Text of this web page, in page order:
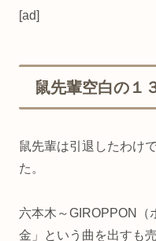
[ad]
鼠先輩空白の１
鼠先輩は引退したわけ
た。
六本木～GIROPPON（
金」という曲を出すも売